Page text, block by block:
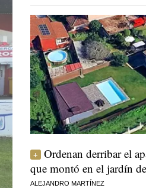
Ordenan derribar el
que montó en el jardín
ALEJANDRO MARTÍNEZ